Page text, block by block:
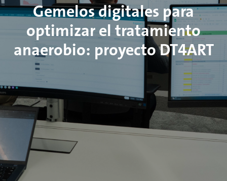
Gemelos digitales para
optimizar el tratamiento
anaerobio: proyecto DT4ART